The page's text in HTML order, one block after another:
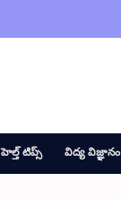
హెల్త్ టిప్స్ విద్య విజ్ఞానం